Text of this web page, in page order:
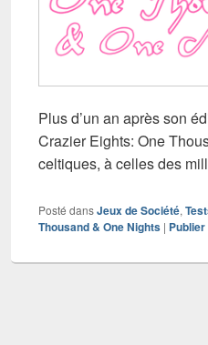
Plus d’un an après son
Crazier Eights: One
celtiques, à celles des
Posté dansJeux de Société,
Thousand & One Nights |